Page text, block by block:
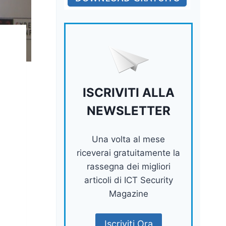
ISCRIVITI ALLA
NEWSLETTER
Una volta al mese
riceverai gratuitamente la
rassegna dei migliori
articoli di ICT Security
Magazine
Iscriviti Ora